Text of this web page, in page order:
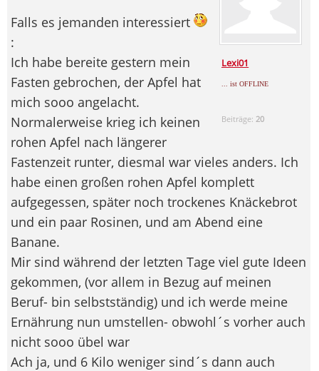
Lexi01
... ist OFFLINE
Beiträge: 20
Falls es jemanden interessiert
:
Ich habe bereite gestern mein
Fasten gebrochen, der Apfel hat
mich sooo angelacht.
Normalerweise krieg ich keinen
rohen Apfel nach längerer
Fastenzeit runter, diesmal war vieles anders. Ich
habe einen großen rohen Apfel komplett
aufgegessen, später noch trockenes Knäckebrot
und ein paar Rosinen, und am Abend eine
Banane.
Mir sind während der letzten Tage viel gute Ideen
gekommen, (vor allem in Bezug auf meinen
Beruf- bin selbstständig) und ich werde meine
Ernährung nun umstellen- obwohl´s vorher auch
nicht sooo übel war
Ach ja, und 6 Kilo weniger sind´s dann auch